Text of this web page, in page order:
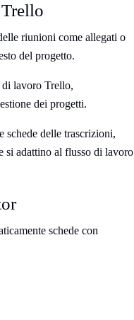
riunioni come allegati o
del progetto.
di lavoro Trello,
dei progetti.
schede delle trascrizioni,
si adattino al flusso di lavoro
schede con